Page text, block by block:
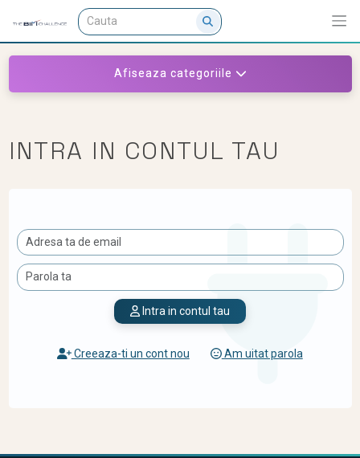
Afiseaza categoriile
INTRA IN CONTUL TAU
Intra in contul tau
Creeaza-ti un cont nou Am uitat parola